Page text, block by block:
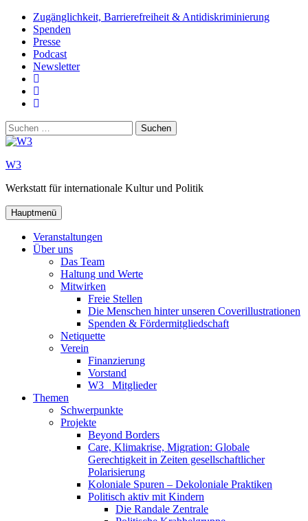
Zum
Inhalt
springen
Zugänglichkeit, Barrierefreiheit & Antidiskriminierung
Spenden
Presse
Podcast
Newsletter
Suchen
nach:
W3
Werkstatt für internationale Kultur und Politik
Hauptmenü
Veranstaltungen
Über uns
Das Team
Haltung und Werte
Mitwirken
Freie Stellen
Die Menschen hinter unseren Coverillustrationen
Spenden & Fördermitgliedschaft
Netiquette
Verein
Finanzierung
Vorstand
W3_ Mitglieder
Themen
Schwerpunkte
Projekte
Beyond Borders
Care, Klimakrise, Migration: Globale
Gerechtigkeit in Zeiten gesellschaftlicher
Polarisierung
Koloniale Spuren – Dekoloniale Praktiken
Politisch aktiv mit Kindern
Die Randale Zentrale